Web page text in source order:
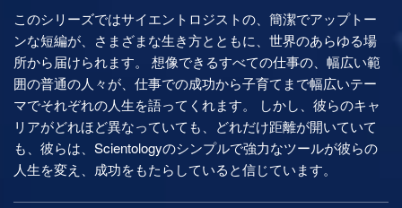
このシリーズではサイエントロジストの、簡潔でアップトー
ンな短編が、さまざまな生き方とともに、世界のあらゆる場
所から届けられます。 想像できるすべての仕事の、幅広い範
囲の普通の人々が、仕事での成功から子育てまで幅広いテー
マでそれぞれの人生を語ってくれます。 しかし、彼らのキャ
リアがどれほど異なっていても、どれだけ距離が開いていて
も、彼らは、Scientologyのシンプルで強力なツールが彼らの
人生を変え、成功をもたらしていると信じています。